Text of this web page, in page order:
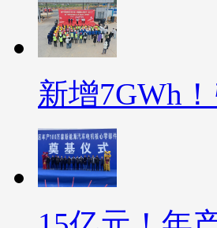
新增7GWh